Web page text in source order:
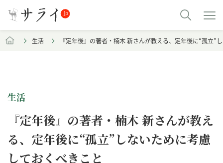
生活 『定年後』の著者・楠木 新さんが教える、定年後に“孤立”
生活
『定年後』の著者・楠木 新さんが教え
る、定年後に“孤立”しないために考慮
しておくべきこと